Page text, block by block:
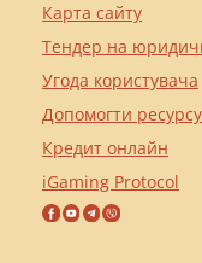
Карта сайту
Тендер на
Угода користувача
Допомогти
Кредит онлайн
iGaming Protocol